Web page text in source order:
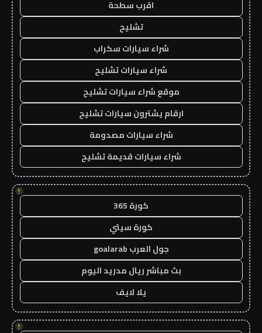
اقرب سطحة
تشليح
شراء سيارات سكراب
شراء سيارات تشليح
موقع شراء سيارات تشليح
ارقام يشترون سيارات تشليح
شراء سيارات مصدومة
شراء سيارات قديمة تشليح
!
كورة 365
كورة سيتي
جول العرب goalarab
بث مباشر ريال مدريد اليوم
يلا لايف
!